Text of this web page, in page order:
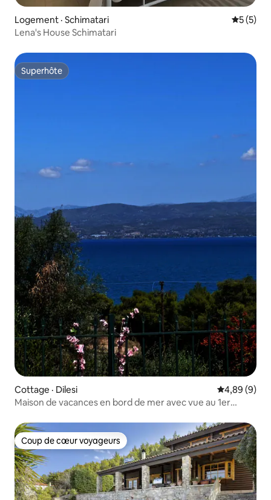
Logement · Schimatari Note
5 (5)
Lena's House Schimatari
Superhôte
Superhôte
Cottage · Dilesi Note
4,89 (9)
Maison de vacances en bord de mer avec vue au 1er
Coup de cœur voyageurs
Coup de cœur voyageurs